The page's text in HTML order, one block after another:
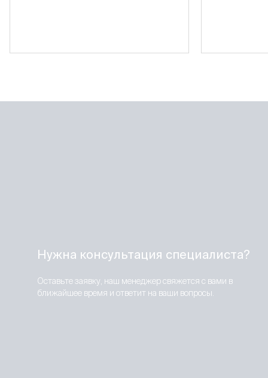
Нужна консультация специалиста?
Оставьте заявку, наш менеджер свяжется с вами в
ближайшее время и ответит на ваши вопросы.